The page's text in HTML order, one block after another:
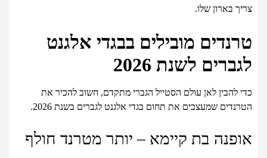
צריך בארון שלו.
טרנדים מובילים בבגדי אלגנט
לגברים לשנת 2026
כדי להבין לאן עולם הסטייל הגברי מתקדם, חשוב להכיר את
הטרנדים שמעצבים את תחום בגדי אלגנט לגברים בשנת 2026.
אופנה בת קיימא – יותר מטרנד חולף